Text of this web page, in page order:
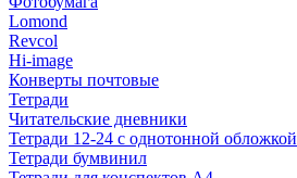
Lomond
Revcol
Hi-image
Конверты почтовые
Тетради
Читательские дневники
Тетради 12-24 с однотонной обложкой
Тетради бумвинил